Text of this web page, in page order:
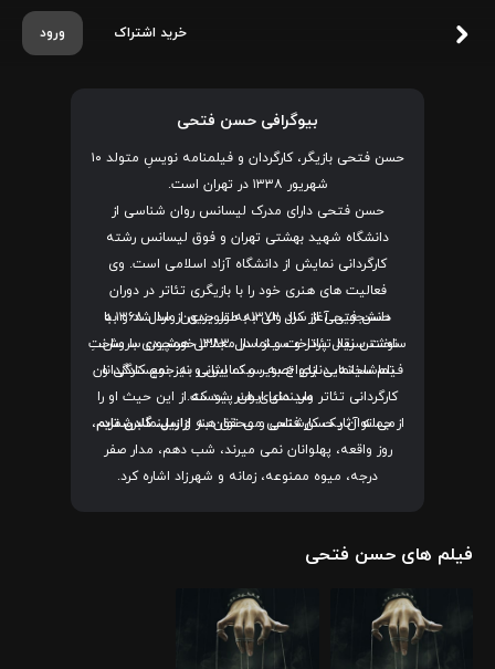
ورود خرید اشتراک
بیوگرافی حسن فتحی
حسن فتحی بازیگر، کارگردان و فیلمنامه‌ نویسِ متولد ۱۰
شهریور ۱۳۳۸ در تهران است.
حسن فتحی دارای مدرک لیسانس روان‌ شناسی از
دانشگاه شهید بهشتی تهران و فوق لیسانس رشته
کارگردانی نمایش از دانشگاه آزاد اسلامی است. وی
فعالیت های هنری خود را با بازیگری تئاتر در دوران
دانشجویی آغاز کرد ولی به‌ طور جدی از سال ۱۳۶۸ با
نوشتن نقد تئاتر و سینما در مجلاتی همچون سروش،
تماشاخانه، دنیای تصویر و نمایش و نیز نویسندگی و
کارگردانی تئاتر وارد دنیای هنر شد که از این حیث او را
می‌ توان یک کارشناس و محقق هنر و سینما برشمرد.
حسن فتحی از سال ۱۳۷۲ به تلویزیون وارد شد و به
ساخت سریال پرداخت و از سال ۱۳۸۳ خورشیدی با ساختِ
فیلم سینمایی ازدواج به سبک ایرانی به جمع کارگردانان
سینمای ایران پیوست.
از جمله آثار حسن فتحی می توان به ازازیل،گلدن تایم،
روز واقعه، پهلوانان نمی‌ میرند، شب دهم، مدار صفر
درجه، میوه ممنوعه، زمانه و شهرزاد اشاره کرد.
فیلم های حسن فتحی